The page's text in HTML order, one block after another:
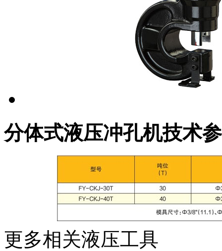
分体式液压冲孔机技术
更多相关液压工具